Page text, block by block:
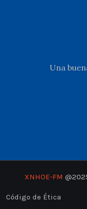
Una
XNHOE-FM
Código de Ética